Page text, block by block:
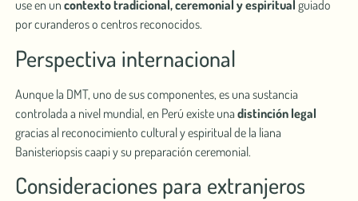
use en un contexto tradicional, ceremonial y espiritual guiado
por curanderos o centros reconocidos.
Perspectiva internacional
Aunque la DMT, uno de sus componentes, es una sustancia
controlada a nivel mundial, en Perú existe una distinción legal
gracias al reconocimiento cultural y espiritual de la liana
Banisteriopsis caapi y su preparación ceremonial.
Consideraciones para extranjeros